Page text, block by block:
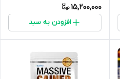
15,200,000
افزودن به سبد